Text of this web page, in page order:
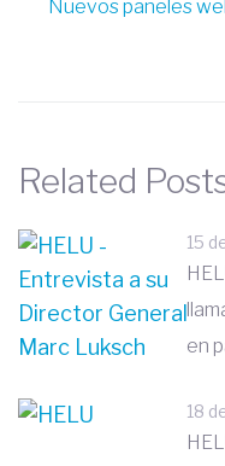
Nuevos paneles
Related
15
en
18